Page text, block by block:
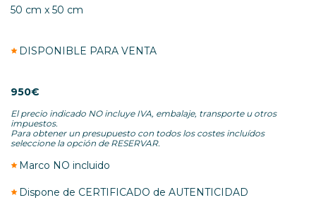
50 cm x 50 cm
DISPONIBLE PARA VENTA
950€
El precio indicado NO incluye IVA, embalaje, transporte u otros
impuestos.
Para obtener un presupuesto con todos los costes incluídos
seleccione la opción de RESERVAR.
Marco NO incluido
Dispone de CERTIFICADO de AUTENTICIDAD